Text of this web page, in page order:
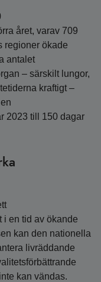
året, varav 709
regioner ökade
antalet
– särskilt lungor,
kraftigt –
2023 till 150 dagar
i en tid av ökande
kan den nationella
livräddande
kan vändas.